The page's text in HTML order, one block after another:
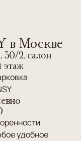
в Москве
30/2, салон
этаж
удобное